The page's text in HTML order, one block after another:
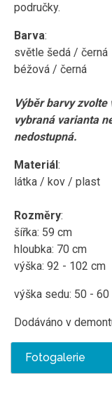
područky.
Barva:
světle šedá / černá
béžová / černá
Výběr barvy
vybraná varianta
nedostupná.
Materiál:
látka / kov / plast
Rozměry:
šířka: 59 cm
hloubka: 70 cm
výška: 92 - 102 cm
výška sedu: 50 - 60
Dodáváno v
Fotogalerie